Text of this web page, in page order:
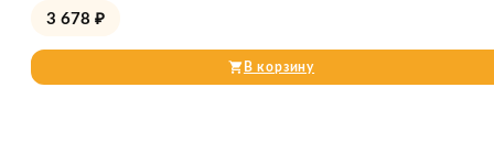
3 678 ₽
В корзину